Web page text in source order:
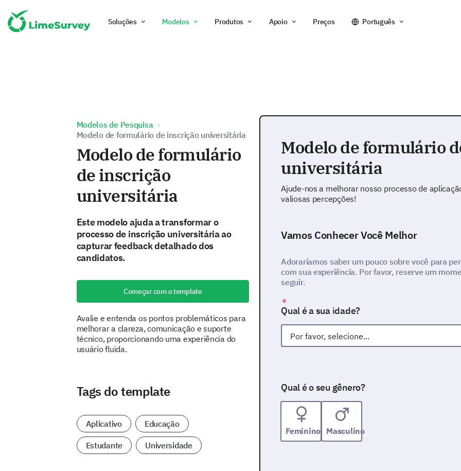
Soluções Modelos Produtos Apoio Preços Português
Modelos de Pesquisa
Modelo de formulário de inscrição universitária
Modelo de formulário
de inscrição
universitária
Este modelo ajuda a transformar o
processo de inscrição universitária ao
capturar feedback detalhado dos
candidatos.
Começar com o template
Avalie e entenda os pontos problemáticos para
melhorar a clareza, comunicação e suporte
técnico, proporcionando uma experiência do
usuário fluida.
Tags do template
Aplicativo Educação
Estudante Universidade
Modelo de formulário
universitária
Ajude-nos a melhorar nosso processo de
valiosas percepções!
Vamos Conhecer Você Melhor
Adoraríamos saber um pouco sobre você para
com sua experiência. Por favor, reserve um
seguir.
Qual é a sua idade?
Qual é o seu gênero?
Feminino Masculino